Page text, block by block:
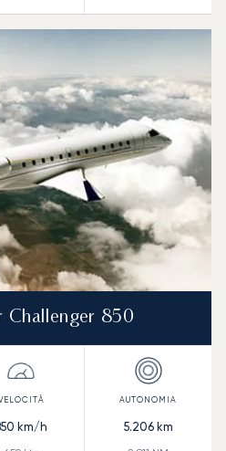
Challenger 850
km/h 5.206km